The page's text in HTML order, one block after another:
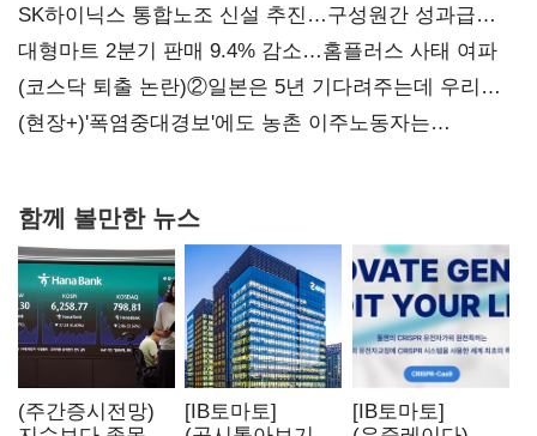
SK하이닉스 통합노조 신설 추진…구성원간 성과급
불만 확산
대형마트 2분기 판매 9.4% 감소…홈플러스 사태 여파
(코스닥 퇴출 논란)②일본은 5년 기다려주는데 우리는
당장 퇴출?…시간만으론 부족한 코스닥 구하기
(현장+)'폭염중대경보'에도 농촌 이주노동자는
함께 볼만한 뉴스
(주간증시전망)
[IB토마토]
[IB토마토]